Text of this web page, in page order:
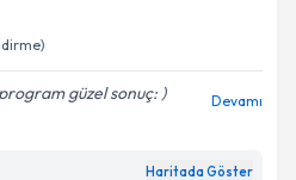
güzel sonuç: )
Devamı
Haritada Göster